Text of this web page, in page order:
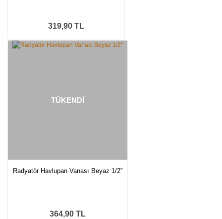
319,90 TL
TÜKENDİ
Radyatör Havlupan Vanası Beyaz 1/2''
364,90 TL